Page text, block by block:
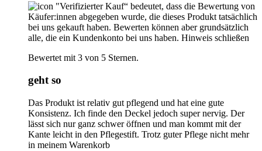
"Verifizierter Kauf“ bedeutet, dass die Bewertung von
Käufer:innen abgegeben wurde, die dieses Produkt tatsächlich
bei uns gekauft haben. Bewerten können aber grundsätzlich
alle, die ein Kundenkonto bei uns haben. Hinweis schließen
Bewertet mit 3 von 5 Sternen.
geht so
Das Produkt ist relativ gut pflegend und hat eine gute
Konsistenz. Ich finde den Deckel jedoch super nervig. Der
lässt sich nur ganz schwer öffnen und man kommt mit der
Kante leicht in den Pflegestift. Trotz guter Pflege nicht mehr
in meinem Warenkorb